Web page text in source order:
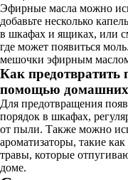
Эфирные масла можно
добавьте несколько
в шкафах и ящиках, или
где может появиться
мешочки эфирным
Как предотвратить
помощью домашних
Для предотвращения
порядок в шкафах,
от пыли. Также можно
ароматизаторы, такие
травы, которые
доме.